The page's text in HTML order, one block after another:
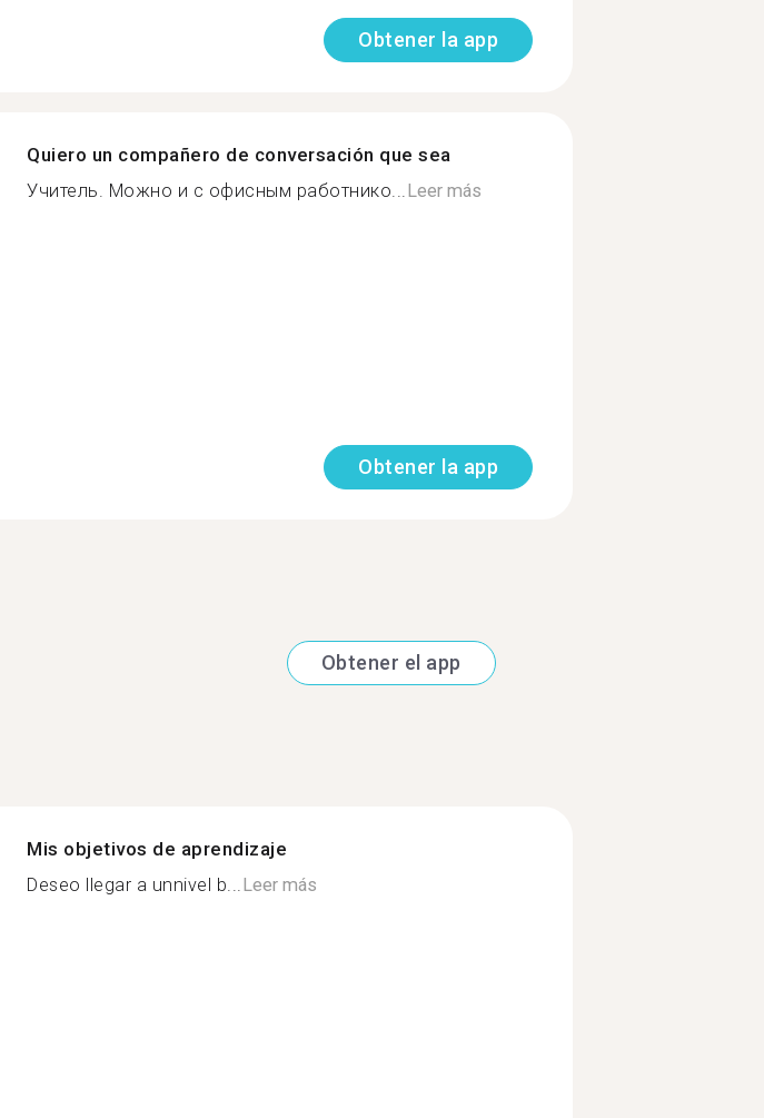
Obtener la app
Quiero un compañero de conversación que sea
Учитель. Можно и с офисным работнико...Leer más
Obtener la app
Obtener el app
Mis objetivos de aprendizaje
Deseo llegar a unnivel b... Leer más